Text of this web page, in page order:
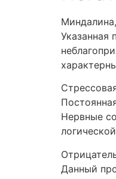
Указанная
Нервные
Данный